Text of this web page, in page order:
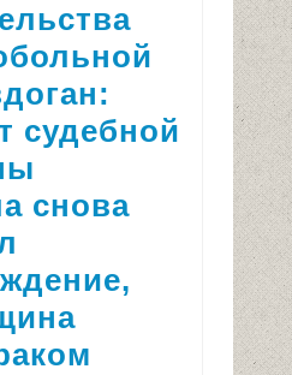
судебной
снова